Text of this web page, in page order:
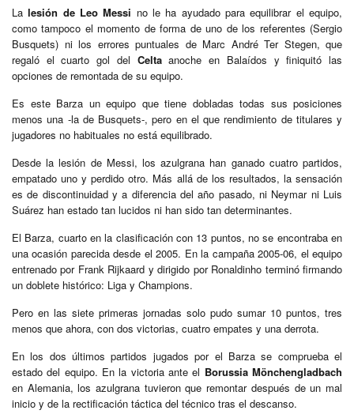
Lalesión de Leo Messi no le ha ayudado para equilibrar el equipo,
como tampoco el momento de forma de uno de los referentes (Sergio
Busquets) ni los errores puntuales de Marc André Ter Stegen, que
regaló el cuarto gol del Celtaanoche en Balaídos y finiquitó las
opciones de remontada de su equipo.
Es este Barza un equipo que tiene dobladas todas sus posiciones
menos una -la de Busquets-, pero en el que rendimiento de titulares y
jugadores no habituales no está equilibrado.
Desde la lesión de Messi, los azulgrana han ganado cuatro partidos,
empatado uno y perdido otro. Más allá de los resultados, la sensación
es de discontinuidad y a diferencia del año pasado, ni Neymar ni Luis
Suárez han estado tan lucidos ni han sido tan determinantes.
El Barza, cuarto en la clasificación con 13 puntos, no se encontraba en
una ocasión parecida desde el 2005. En la campaña 2005-06, el equipo
entrenado por Frank Rijkaard y dirigido por Ronaldinho terminó firmando
un doblete histórico: Liga y Champions.
Pero en las siete primeras jornadas solo pudo sumar 10 puntos, tres
menos que ahora, con dos victorias, cuatro empates y una derrota.
En los dos últimos partidos jugados por el Barza se comprueba el
estado del equipo. En la victoria ante el Borussia Mönchengladbach
en Alemania, los azulgrana tuvieron que remontar después de un mal
inicio y de la rectificación táctica del técnico tras el descanso.